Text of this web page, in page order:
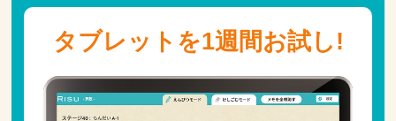
タブレットを1週間お試し!